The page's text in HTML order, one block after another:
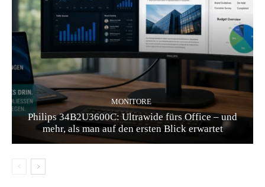
MONITORE
Philips 34B2U3600C: Ultrawide fürs Office – und
mehr, als man auf den ersten Blick erwartet